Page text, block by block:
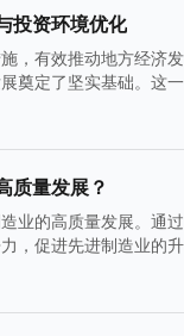
投资环境优化
，有效推动地方经济
奠定了坚实基础。这
质量发展？
业的高质量发展。通
，促进先进制造业的